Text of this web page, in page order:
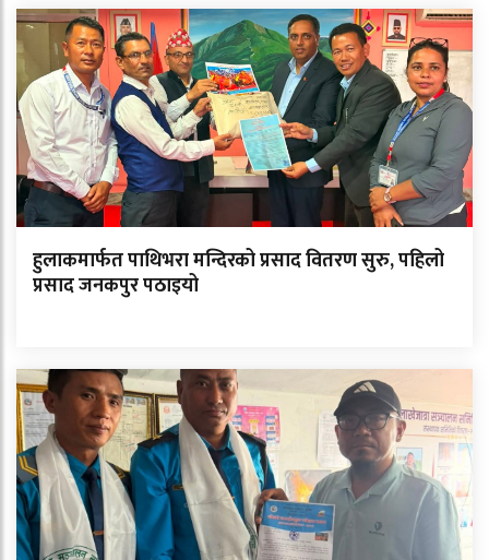
हुलाकमार्फत पाथिभरा मन्दिरको प्रसाद वितरण सुरु, पहिलो
प्रसाद जनकपुर पठाइयो